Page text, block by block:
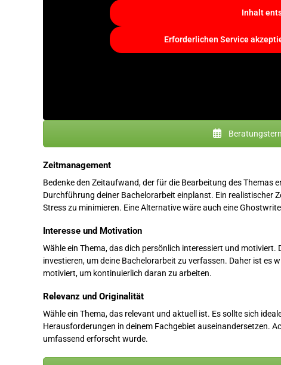
Inhalt
Erforderlichen Service
Zeitmanagement
Bedenke den Zeitaufwand, der für die Bearbeitung des Themas
Durchführung deiner Bachelorarbeit einplanst. Ein realistischer
Stress zu minimieren. Eine Alternative wäre auch eine
Interesse und Motivation
Wähle ein Thema, das dich persönlich interessiert und
investieren, um deine Bachelorarbeit zu verfassen. Daher ist es
motiviert, um kontinuierlich daran zu arbeiten.
Relevanz und Originalität
Wähle ein Thema, das relevant und aktuell ist. Es sollte sich
Herausforderungen in deinem Fachgebiet auseinandersetzen.
umfassend erforscht wurde.